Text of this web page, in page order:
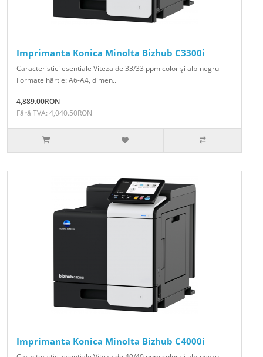
Imprimanta Konica Minolta Bizhub C3300i
Caracteristici esentiale Viteza de 33/33 ppm color şi alb-negru
Formate hârtie: A6-A4, dimen..
4,889.00RON
Fără TVA: 4,040.50RON
Imprimanta Konica Minolta Bizhub C4000i